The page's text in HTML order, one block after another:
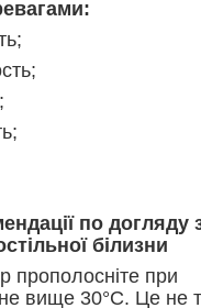
по догляду
білизни
прополосніте при
вище 30°С. Це не